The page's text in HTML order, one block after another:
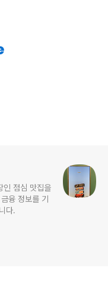
인 점심 맛집을
니다.